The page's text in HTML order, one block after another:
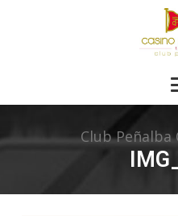
Club Peñalba